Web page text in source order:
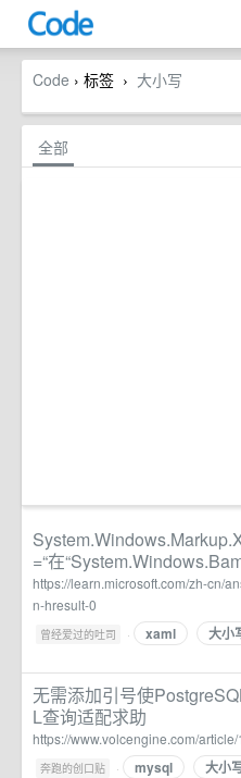
Code › 标签 › 大小写
全部
=“在
https://learn.microsoft.com/zh-cn/
n-hresult-0
曾经爱过的吐司 · xaml 大小
无需添加引号使
L查询适配求助
https://www.volcengine.com/
奔跑的创口贴 · mysql 大小